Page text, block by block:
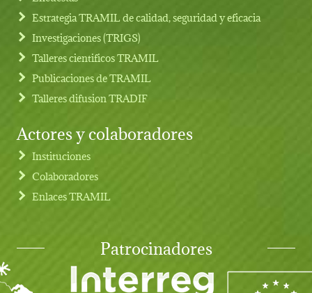
Estrategia TRAMIL de calidad, seguridad y eficacia
Investigaciones (TRIGS)
Talleres cientificos TRAMIL
Publicaciones de TRAMIL
Talleres difusion TRADIF
Actores y colaboradores
Instituciones
Colaboradores
Enlaces TRAMIL
Patrocinadores